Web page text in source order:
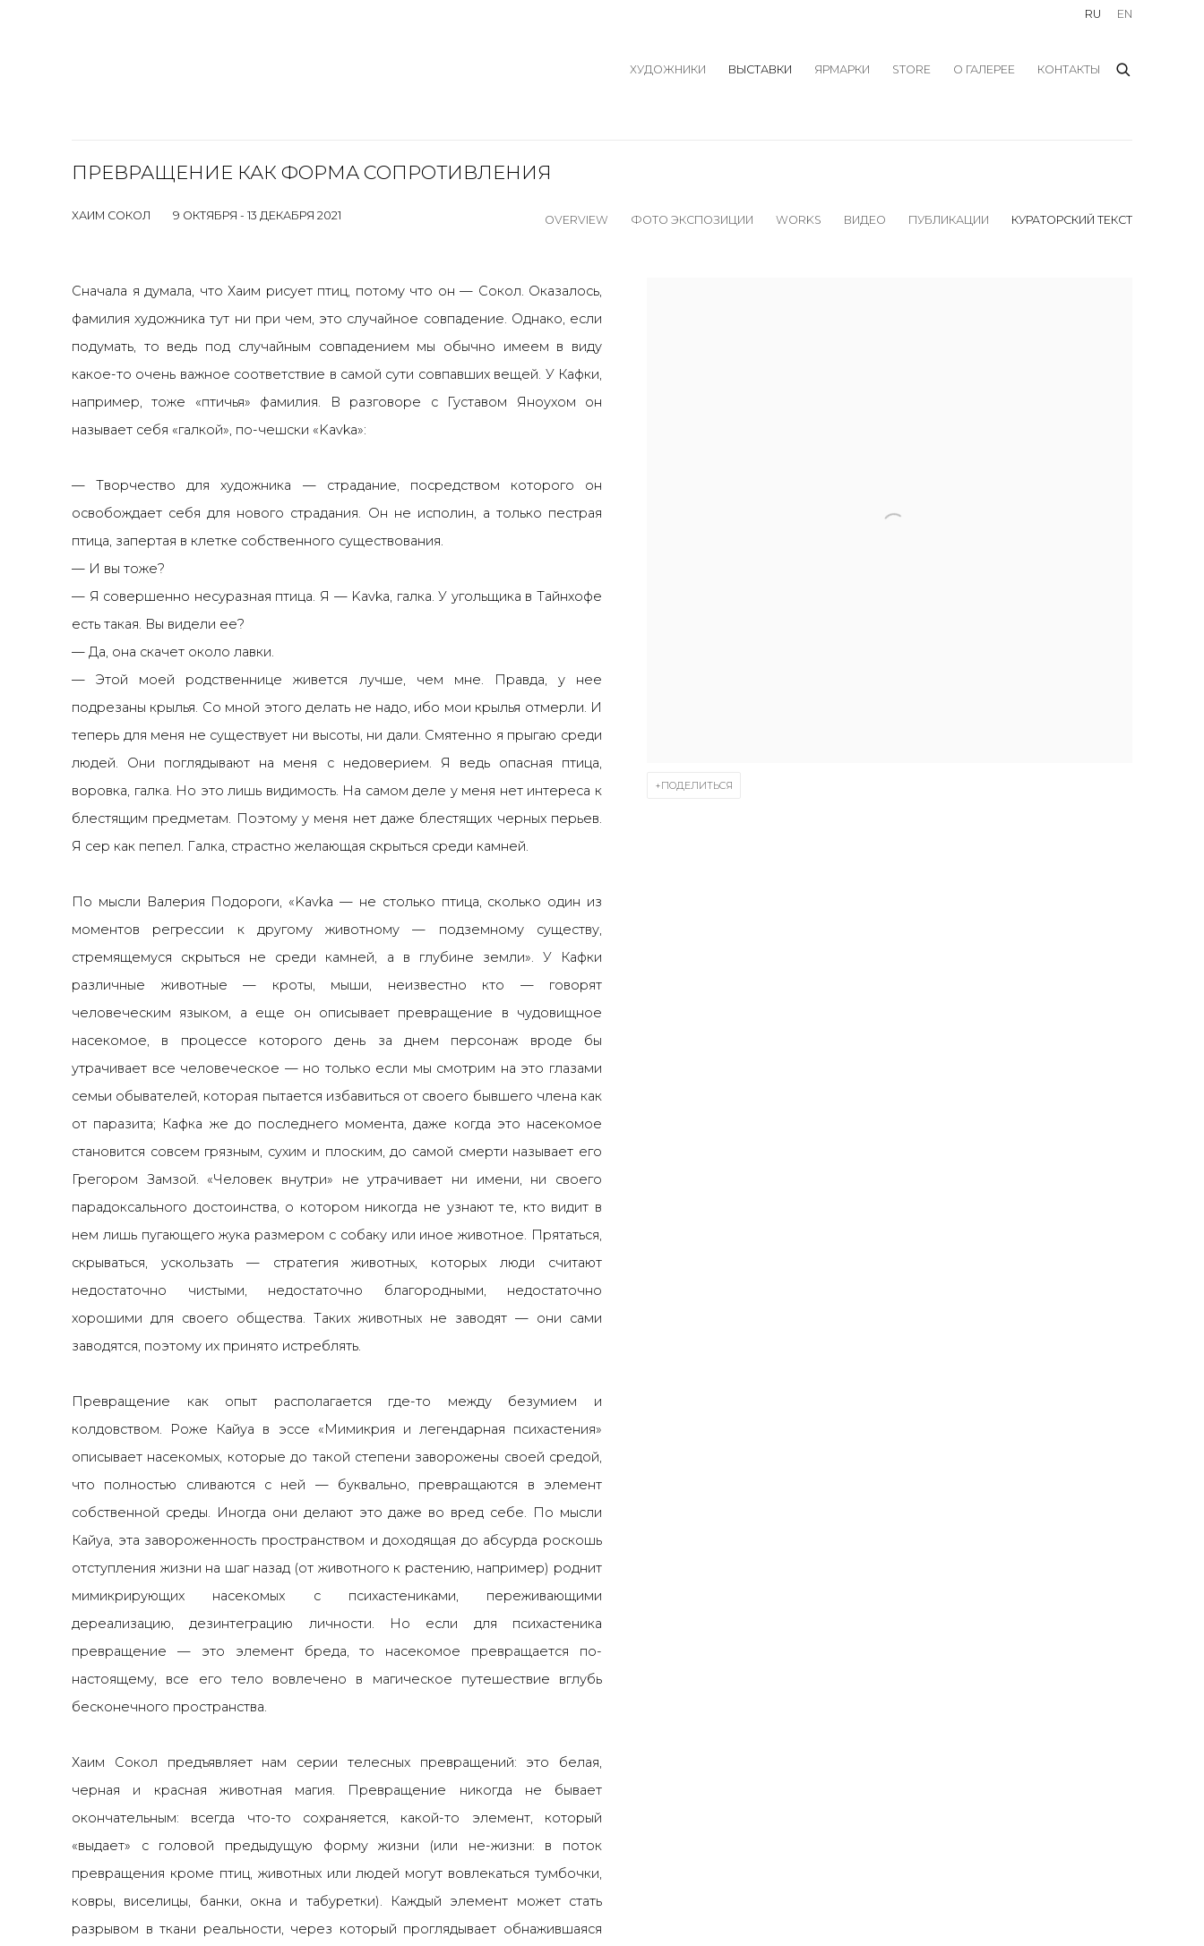
ХУДОЖНИКИ ВЫСТАВКИ ЯРМАРКИ STORE О ГАЛЕРЕЕ КОНТАКТЫ
RU EN
ПРЕВРАЩЕНИЕ КАК ФОРМА СОПРОТИВЛЕНИЯ
ХАИМ СОКОЛ 9 ОКТЯБРЯ - 13 ДЕКАБРЯ 2021 OVERVIEW ФОТО ЭКСПОЗИЦИИ WORKS ВИДЕО ПУБЛИКАЦИИ КУРАТОРСКИЙ ТЕКСТ
ПОДЕЛИТЬСЯ
Сначала я думала, что Хаим рисует птиц, потому что он — Сокол. Оказалось,
фамилия художника тут ни при чем, это случайное совпадение. Однако, если
подумать, то ведь под случайным совпадением мы обычно имеем в виду
какое-то очень важное соответствие в самой сути совпавших вещей. У Кафки,
например, тоже «птичья» фамилия. В разговоре с Густавом Яноухом он
называет себя «галкой», по-чешски «Kavka»:
—Творчество для художника —страдание, посредством которого он
освобождает себя для нового страдания. Он не исполин, а только пестрая
птица, запертая в клетке собственного существования.
— И вы тоже?
— Я совершенно несуразная птица. Я — Kavka, галка. У угольщика в Тайнхофе
есть такая. Вы видели ее?
— Да, она скачет около лавки.
—Этой моей родственнице живется лучше, чем мне. Правда, у нее
подрезаны крылья. Со мной этого делать не надо, ибо мои крылья отмерли. И
теперь для меня не существует ни высоты, ни дали. Смятенно я прыгаю среди
людей. Они поглядывают на меня с недоверием. Я ведь опасная птица,
воровка, галка. Но это лишь видимость. На самом деле у меня нет интереса к
блестящим предметам. Поэтому у меня нет даже блестящих черных перьев.
Я сер как пепел. Галка, страстно желающая скрыться среди камней.
По мысли Валерия Подороги, «Kavka— не столько птица, сколько один из
моментов регрессии к другому животному— подземному существу,
стремящемуся скрыться не среди камней, а в глубине земли». У Кафки
различные животные — кроты, мыши, неизвестно кто —говорят
человеческим языком, а еще он описывает превращение в чудовищное
насекомое, в процессе которого день за днем персонаж вроде бы
утрачивает все человеческое —но только если мы смотрим на это глазами
семьи обывателей, которая пытается избавиться от своего бывшего члена как
от паразита; Кафка же до последнего момента, даже когда это насекомое
становится совсем грязным, сухим и плоским, до самой смерти называет его
Грегором Замзой. «Человек внутри» не утрачивает ни имени, ни своего
парадоксального достоинства, о котором никогда не узнают те, кто видит в
нем лишь пугающего жука размером с собаку или иное животное. Прятаться,
скрываться, ускользать —стратегия животных, которых люди считают
недостаточно чистыми, недостаточно благородными, недостаточно
хорошими для своего общества. Таких животных не заводят — они сами
заводятся, поэтому их принято истреблять.
Превращение как опыт располагается где-то между безумием и
колдовством. Роже Кайуа в эссе «Мимикрия и легендарная психастения»
описывает насекомых, которые до такой степени заворожены своей средой,
что полностью сливаются с ней —буквально, превращаются в элемент
собственной среды. Иногда они делают это даже во вред себе. По мысли
Кайуа, эта завороженность пространством и доходящая до абсурда роскошь
отступления жизни на шаг назад (от животного к растению, например) роднит
мимикрирующих насекомых с психастениками, переживающими
дереализацию, дезинтеграцию личности. Но если для психастеника
превращение —это элемент бреда, то насекомое превращается по-
настоящему, все его тело вовлечено в магическое путешествие вглубь
бесконечного пространства.
Хаим Сокол предъявляет нам серии телесных превращений: это белая,
черная и красная животная магия. Превращение никогда не бывает
окончательным: всегда что-то сохраняется, какой-то элемент, который
«выдает» с головой предыдущую форму жизни (или не-жизни: в поток
превращения кроме птиц, животных или людей могут вовлекаться тумбочки,
ковры, виселицы, банки, окна и табуретки). Каждый элемент может стать
разрывом в ткани реальности, через который проглядывает обнажившаяся